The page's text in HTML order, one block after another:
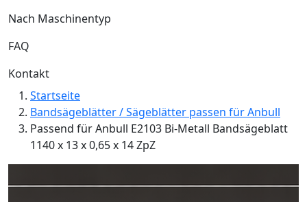
Nach Maschinentyp
FAQ
Kontakt
Startseite
Bandsägeblätter / Sägeblätter passen für Anbull
Passend für Anbull E2103 Bi-Metall Bandsägeblatt
1140 x 13 x 0,65 x 14 ZpZ